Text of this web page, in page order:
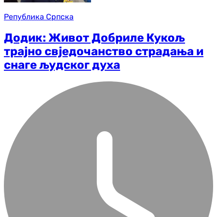
Република Српска
Додик: Живот Добриле Кукољ
трајно свједочанство страдања и
снаге људског духа